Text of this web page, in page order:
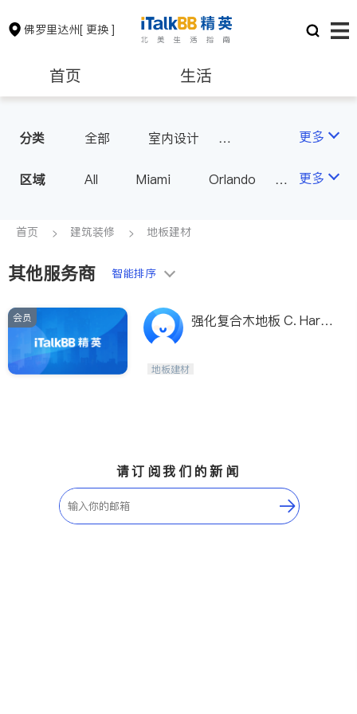
佛罗里达州[ 更换 ]
首页 生活
保险理财 房地产租售
银行贷款 建筑装修
教育
非盈利组织
分类 全部
室内设计
室内装修
更多
区域 All Miami
Orlando
FL - Other Cities
更多
首页 建筑装修 地板建材
其他服务商 智能排序
会员
强化复合木地板 C. Harri
地板建材
请订阅我们的新闻